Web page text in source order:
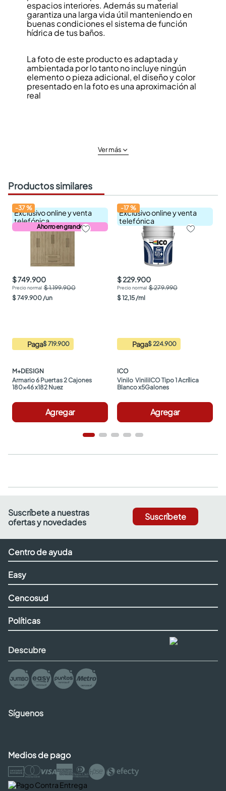
espacios interiores. Además su material
garantiza una larga vida útil manteniendo en
buenas condiciones el sistema de función
hídrica de tus baños.
La foto de este producto es adaptada y
ambientada por lo tanto no incluye ningún
elemento o pieza adicional, el diseño y color
presentado en la foto es una aproximación al
real
Ver más
Productos similares
Exclusivo online y venta
telefónica
Ahorro en grande
-37%
$ 749.900
$ 1.199.900
$749.900 /un
Paga$ 719.900
M+DESIGN
Armario 6 Puertas 2 Cajones
180x46 x182 Nuez
Agregar
Exclusivo online y venta
telefónica
-17%
$ 229.900
$ 279.990
$12,15 /ml
Paga$ 224.900
ICO
Vinilo  ViniliICO Tipo 1 Acrílica
Blanco x5Galones
Agregar
Suscríbete a nuestras
ofertas y novedades
Suscríbete
Centro de ayuda
Easy
Cencosud
Políticas
Descubre
Síguenos
Medios de pago